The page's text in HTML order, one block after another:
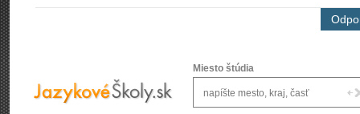
Miesto štúdia